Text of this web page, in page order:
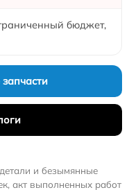
бюджет,
и безымянные
акт выполненных работ